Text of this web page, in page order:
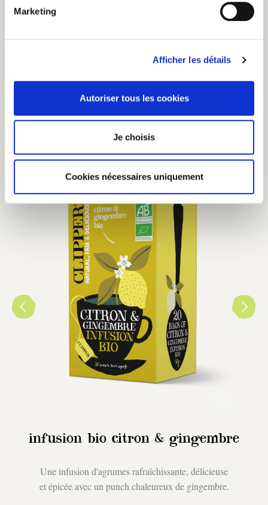
Marketing
Afficher les détails
Autoriser tous les cookies
Je choisis
Cookies nécessaires uniquement
douce. Faites bouillir et
avant de verser sur le sachet
pendant 1 à 3 minutes.
vous aimerez aussi
infusion bio citron & gingembre
Une infusion d'agrumes rafraîchissante, délicieuse
et épicée avec un punch chaleureux de gingembre.